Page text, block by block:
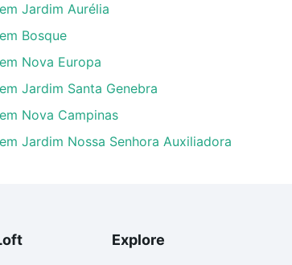
conforto. Loft, com você até as chaves.
Jardim Aurélia
Bosque
Nova Europa
Jardim Santa Genebra
Nova Campinas
Jardim Nossa Senhora Auxiliadora
Explore